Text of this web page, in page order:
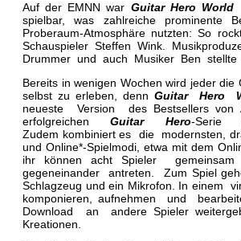
Auf der EMNN war Guitar Hero
spielbar, was zahlreiche prominente
Proberaum-Atmosphäre nutzten: So
Schauspieler Steffen Wink.
Drummer und auch Musiker Ben stellte
Bereits in wenigen Wochen wird jeder
selbst zu erleben, denn Guitar Hero
neueste Version des Bestsellers
erfolgreichenGuitar Hero-Serie
Zudem kombiniert es die
und Online*-Spielmodi, etwa mit dem
ihr können acht Spieler
gegeneinander antreten. Zum Spiel
Schlagzeug und ein Mikrofon. In einem
komponieren, aufnehmen und
Download an andere Spieler
Kreationen.